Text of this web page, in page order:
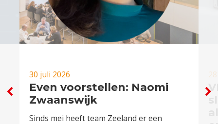
30 juli 2026
Even voorstellen: Naomi
Zwaanswijk
Sinds mei heeft team Zeeland er een